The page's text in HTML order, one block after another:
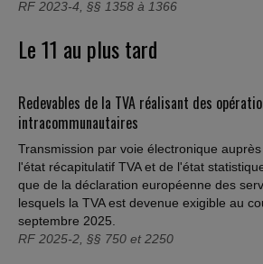
RF 2023-4, §§ 1358 à 1366
Le 11 au plus tard
Redevables de la TVA réalisant des
intracommunautaires
Transmission par voie électronique
l'état récapitulatif TVA et de l'état
que de la déclaration européenne des
lesquels la TVA est devenue exigible au
septembre 2025.
RF 2025-2, §§ 750 et 2250